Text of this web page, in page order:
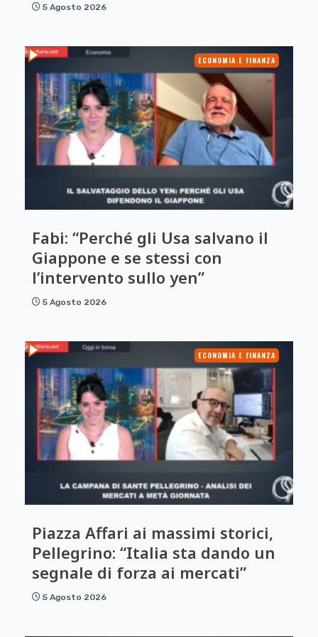
5 Agosto 2026
ECONOMIA E FINANZA
Fabi: “Perché gli Usa salvano il
Giappone e se stessi con
l’intervento sullo yen”
5 Agosto 2026
ECONOMIA E FINANZA
Piazza Affari ai massimi storici,
Pellegrino: “Italia sta dando un
segnale di forza ai mercati”
5 Agosto 2026